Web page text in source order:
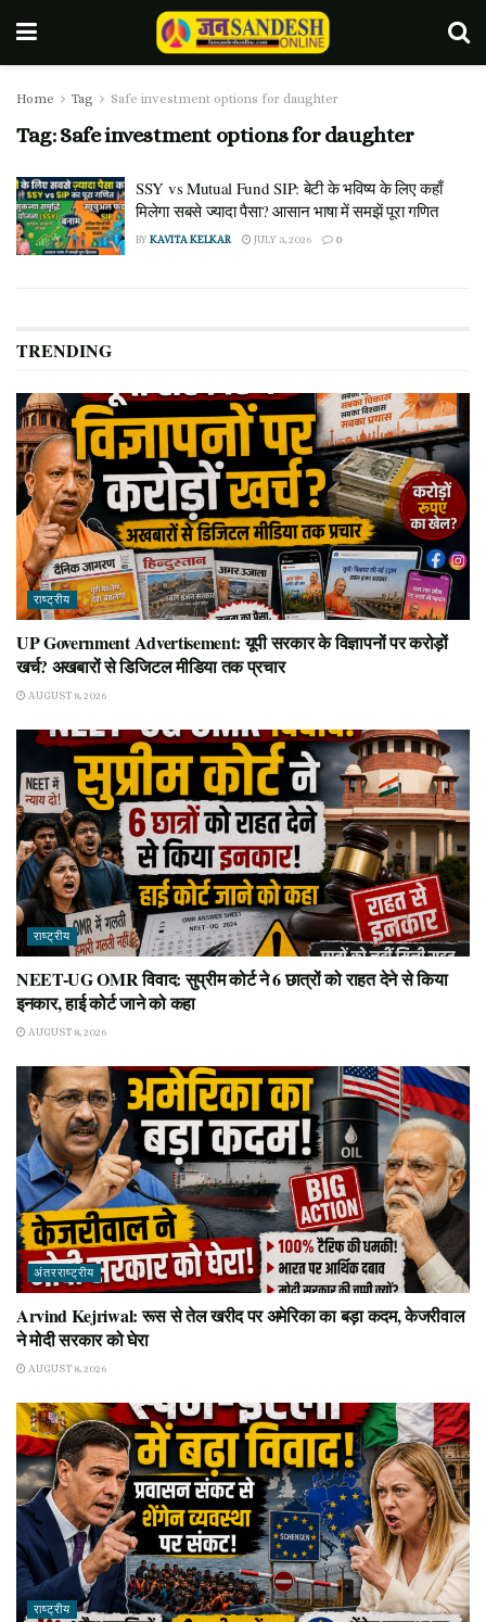
Home Tag Safe investment options for daughter
Tag:Safe investment options for daughter
SSY vs Mutual Fund SIP: बेटी के भविष्य के लिए कहाँ
मिलेगा सबसे ज्यादा पैसा? आसान भाषा में समझें पूरा गणित
BYKAVITA KELKAR JULY 3, 2026 0
TRENDING
राष्ट्रीय
UP Government Advertisement: यूपी सरकार के विज्ञापनों पर करोड़ों
खर्च? अखबारों से डिजिटल मीडिया तक प्रचार
AUGUST 8, 2026
राष्ट्रीय
NEET-UG OMR विवाद: सुप्रीम कोर्ट ने 6 छात्रों को राहत देने से किया
इनकार, हाई कोर्ट जाने को कहा
AUGUST 8, 2026
अंतरराष्ट्रीय
Arvind Kejriwal: रूस से तेल खरीद पर अमेरिका का बड़ा कदम, केजरीवाल
ने मोदी सरकार को घेरा
AUGUST 8, 2026
राष्ट्रीय